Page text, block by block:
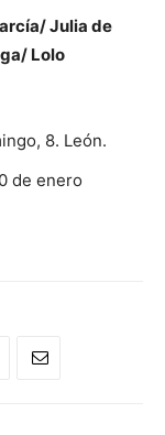
Julia de
Lolo
8. León.
de enero